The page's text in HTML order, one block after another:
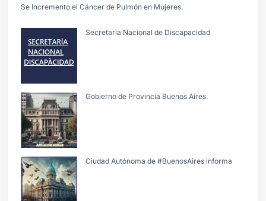
Se Incremento el Cáncer de Pulmón en Mujeres.
Secretarìa Nacional de Discapacidad
Gobierno de Provincia Buenos Aires.
Ciudad Autónoma de #BuenosAires informa